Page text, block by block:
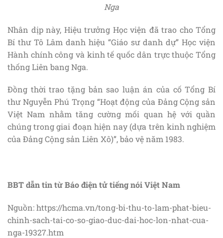
Nga
Nhân dịp này, Hiệu trưởng Học viện đã trao cho Tổng
Bí thư Tô Lâm danh hiệu “Giáo sư danh dự” Học viện
Hành chính công và kinh tế quốc dân trực thuộc Tổng
thống Liên bang Nga.
Đồng thời trao tặng bản sao luận án của cố Tổng Bí
thư Nguyễn Phú Trọng “Hoạt động của Đảng Cộng sản
Việt Nam nhằm tăng cường mối quan hệ với quần
chúng trong giai đoạn hiện nay (dựa trên kinh nghiệm
của Đảng Cộng sản Liên Xô)”, bảo vệ năm 1983.
BBT dẫn tin từ Báo điện tử tiếng nói Việt Nam
Nguồn: https://hcma.vn/tong-bi-thu-to-lam-phat-bieu-
chinh-sach-tai-co-so-giao-duc-dai-hoc-lon-nhat-cua-
nga-19327.htm